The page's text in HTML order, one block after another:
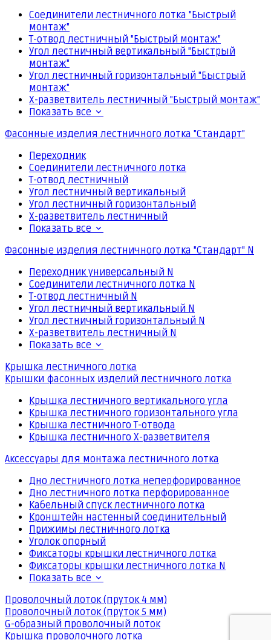
Соединители лестничного лотка "Быстрый
монтаж"
Т-отвод лестничный "Быстрый монтаж"
Угол лестничный вертикальный "Быстрый
монтаж"
Угол лестничный горизонтальный "Быстрый
монтаж"
Х-разветвитель лестничный "Быстрый монтаж"
Показать все
Фасонные изделия лестничного лотка "Стандарт"
Переходник
Соединители лестничного лотка
Т-отвод лестничный
Угол лестничный вертикальный
Угол лестничный горизонтальный
Х-разветвитель лестничный
Показать все
Фасонные изделия лестничного лотка "Стандарт" N
Переходник универсальный N
Соединители лестничного лотка N
Т-отвод лестничный N
Угол лестничный вертикальный N
Угол лестничный горизонтальный N
Х-разветвитель лестничный N
Показать все
Крышка лестничного лотка
Крышки фасонных изделий лестничного лотка
Крышка лестничного вертикального угла
Крышка лестничного горизонтального угла
Крышка лестничного Т-отвода
Крышка лестничного Х-разветвителя
Аксессуары для монтажа лестничного лотка
Дно лестничного лотка неперфорированное
Дно лестничного лотка перфорированное
Кабельный спуск лестничного лотка
Кронштейн настенный соединительный
Прижимы лестничного лотка
Уголок опорный
Фиксаторы крышки лестничного лотка
Фиксаторы крышки лестничного лотка N
Показать все
Проволочный лоток (пруток 4 мм)
Проволочный лоток (пруток 5 мм)
G-образный проволочный лоток
Крышка проволочного лотка